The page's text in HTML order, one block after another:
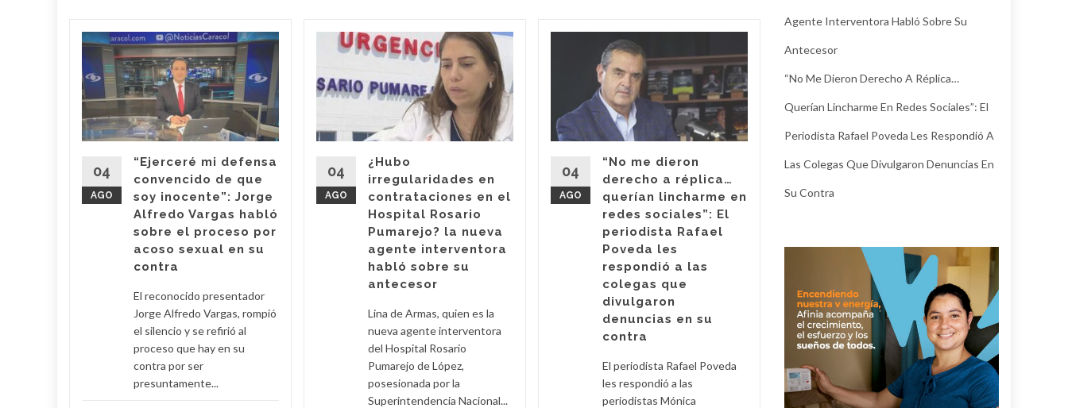
04
AGO
“Ejerceré mi defensa
convencido de que
soy inocente”: Jorge
Alfredo Vargas habló
sobre el proceso por
acoso sexual en su
contra
El reconocido presentador
Jorge Alfredo Vargas, rompió
el silencio y se refirió al
proceso que hay en su
contra por ser
presuntamente...
04
AGO
¿Hubo
irregularidades en
contrataciones en el
Hospital Rosario
Pumarejo? la nueva
agente interventora
habló sobre su
antecesor
Lina de Armas, quien es la
nueva agente interventora
del Hospital Rosario
Pumarejo de López,
posesionada por la
Superintendencia Nacional...
04
AGO
“No me dieron
derecho a réplica…
querían lincharme en
redes sociales”: El
periodista Rafael
Poveda les
respondió a las
colegas que
divulgaron
denuncias en su
contra
El periodista Rafael Poveda
les respondió a las
periodistas Mónica
AGO
La Ruta de las Obras
presente y el futuro
de los
Valledupar
La apuesta del gobierno del
Generales Read More
Agente Interventora Habló Sobre Su
Antecesor
“No Me Dieron Derecho A Réplica…
Querían Lincharme En Redes Sociales”: El
Periodista Rafael Poveda Les Respondió A
Las Colegas Que Divulgaron Denuncias En
Su Contra